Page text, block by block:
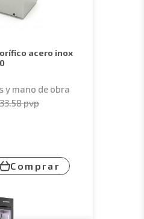
y mano de obra
pvp
Comprar